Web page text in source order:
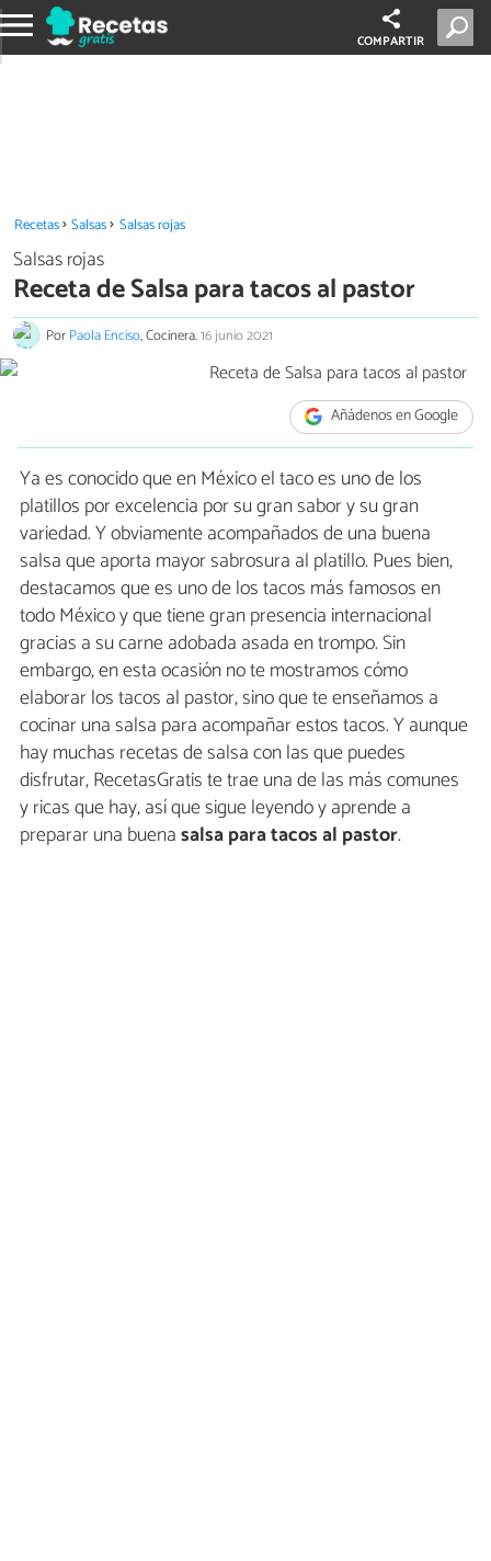
COMPARTIR
Recetas Salsas Salsas rojas
Salsas rojas
Receta de Salsa para tacos al pastor
PorPaola Enciso, Cocinera.16 junio 2021
Añádenos en Google
Ya es conocido que en México el taco es uno de los
platillos por excelencia por su gran sabor y su gran
variedad. Y obviamente acompañados de una buena
salsa que aporta mayor sabrosura al platillo. Pues bien,
destacamos que es uno de los tacos más famosos en
todo México y que tiene gran presencia internacional
gracias a su carne adobada asada en trompo. Sin
embargo, en esta ocasión no te mostramos cómo
elaborar los tacos al pastor, sino que te enseñamos a
cocinar una salsa para acompañar estos tacos. Y aunque
hay muchas recetas de salsa con las que puedes
disfrutar, RecetasGratis te trae una de las más comunes
y ricas que hay, así que sigue leyendo y aprende a
preparar una buenasalsa para tacos al pastor.